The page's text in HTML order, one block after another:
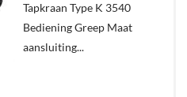
winkelmand
Tapkraan Type K 3540
Bediening Greep Maat
aansluiting...